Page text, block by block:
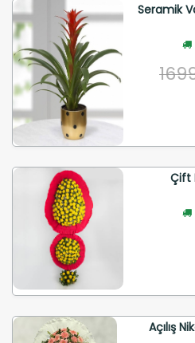
Seramik
Çift
Açılış